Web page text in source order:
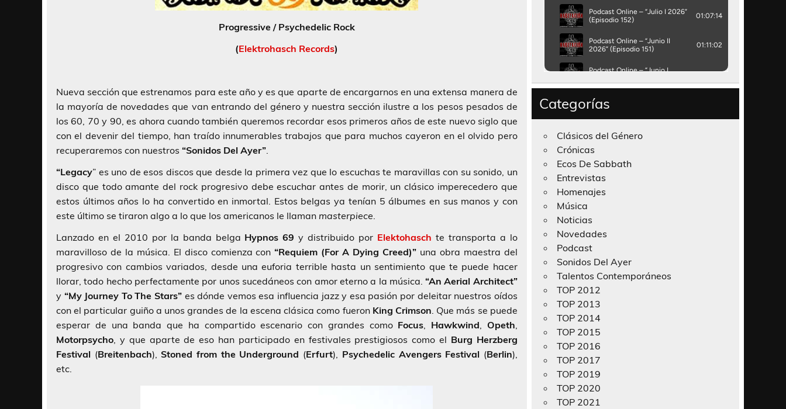
Progressive / Psychedelic Rock
(Elektrohasch Records)
Nueva sección que estrenamos para este año y es que aparte de encargarnos en una extensa manera de
la mayoría de novedades que van entrando del género y nuestra sección ilustre a los pesos pesados de
los 60, 70 y 90, es ahora cuando también queremos recordar esos primeros años de este nuevo siglo que
con el devenir del tiempo, han traído innumerables trabajos que para muchos cayeron en el olvido pero
recuperaremos con nuestros “Sonidos Del Ayer”.
“Legacy” es uno de esos discos que desde la primera vez que lo escuchas te maravillas con su sonido, un
disco que todo amante del rock progresivo debe escuchar antes de morir, un clásico imperecedero que
estos últimos años lo ha convertido en inmortal. Estos belgas ya tenían 5 álbumes en sus manos y con
este último se tiraron algo a lo que los americanos le llaman masterpiece.
Lanzado en el 2010 por la banda belga Hypnos 69 y distribuido por Elektohasch te transporta a lo
maravilloso de la música. El disco comienza con“Requiem (For A Dying Creed)” una obra maestra del
progresivo con cambios variados, desde una euforia terrible hasta un sentimiento que te puede hacer
llorar, todo hecho perfectamente por unos sucedáneos con amor eterno a la música.“An Aerial Architect”
y “My Journey To The Stars” es dónde vemos esa influencia jazz y esa pasión por deleitar nuestros oídos
con el particular guiño a unos grandes de la escena clásica como fueron King Crimson. Que más se puede
esperar de una banda que ha compartido escenario con grandes como Focus, Hawkwind, Opeth,
Motorpsycho, y que aparte de eso han participado en festivales prestigiosos como el Burg Herzberg
Festival (Breitenbach),Stoned from the Underground (Erfurt), Psychedelic Avengers Festival (Berlin),
etc.
Categorías
Clásicos del Género
Crónicas
Ecos De Sabbath
Entrevistas
Homenajes
Música
Noticias
Novedades
Podcast
Sonidos Del Ayer
Talentos Contemporáneos
TOP 2012
TOP 2013
TOP 2014
TOP 2015
TOP 2016
TOP 2017
TOP 2019
TOP 2020
TOP 2021